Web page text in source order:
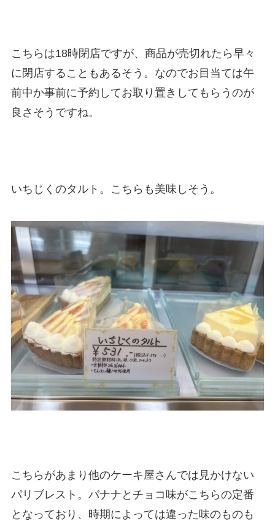
こちらは18時閉店ですが、商品が売切れたら早々
に閉店することもあるそう。なのでお目当ては午
前中か事前に予約してお取り置きしてもらうのが
良さそうですね。
いちじくのタルト。こちらも美味しそう。
こちらがあまり他のケーキ屋さんでは見かけない
パリブレスト。バナナとチョコ味がこちらの定番
となっており、時期によっては違った味のものも